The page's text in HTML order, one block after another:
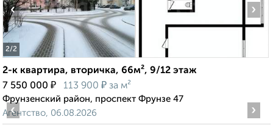
2/2
‹ ›
2-к квартира, вторичка, 66м², 9/12 этаж
7 550 000 ₽ 113 900 ₽ за м²
Фрунзенский район, проспект Фрунзе 47
Агентство, 06.08.2026
‹ ›